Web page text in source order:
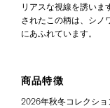
リアスな視線を誘いま
されたこの柄は、シノ
にあふれています。
商品特徴
2026年秋冬コレクシ